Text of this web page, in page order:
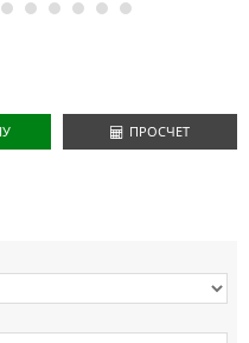
6 7 8 9 10 11
ПРОСЧЕТ